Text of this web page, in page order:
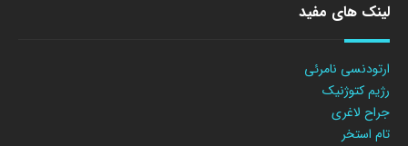
لینک های مفید
ارتودنسی نامرئی
رژیم کتوژنیک
جراح لاغری
تام استخر